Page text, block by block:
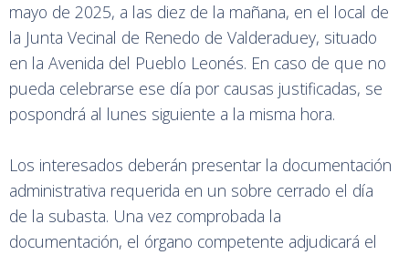
mayo de 2025, a las diez de la mañana, en el local de
la Junta Vecinal de Renedo de Valderaduey, situado
en la Avenida del Pueblo Leonés. En caso de que no
pueda celebrarse ese día por causas justificadas, se
pospondrá al lunes siguiente a la misma hora.
Los interesados deberán presentar la documentación
administrativa requerida en un sobre cerrado el día
de la subasta. Una vez comprobada la
documentación, el órgano competente adjudicará el